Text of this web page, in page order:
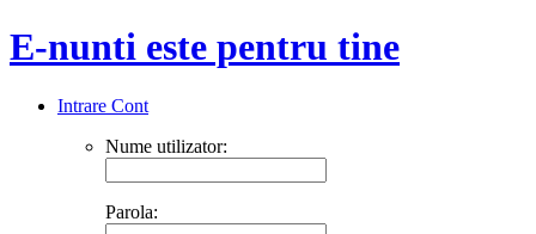
E-nunti este pentru tine
Intrare Cont
Nume utilizator:
Parola: